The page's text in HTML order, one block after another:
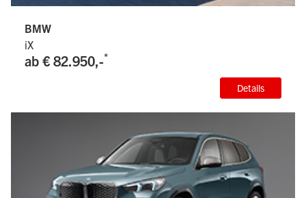
BMW
iX
ab € 82.950,-*
Details